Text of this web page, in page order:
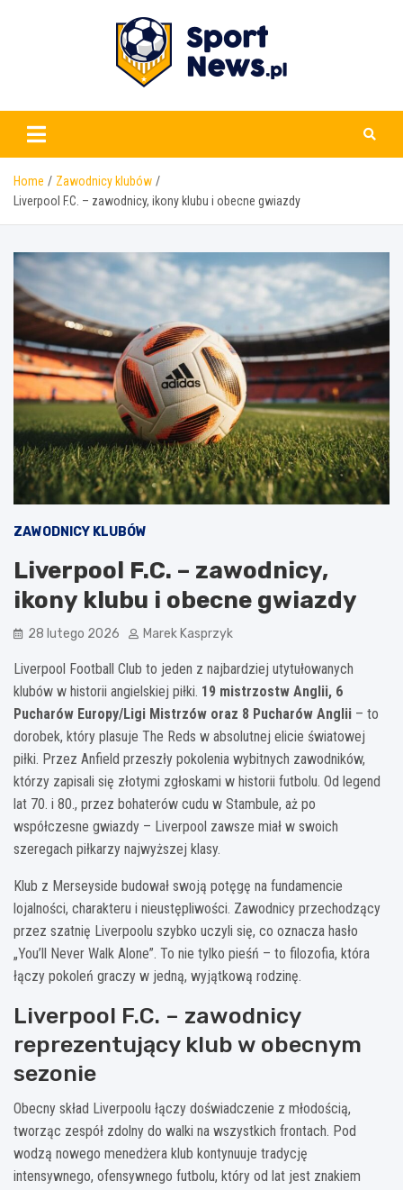
www.sportnews.pl
Home
Zawodnicy klubów
Liverpool F.C. – zawodnicy, ikony klubu i obecne gwiazdy
ZAWODNICY KLUBÓW
Liverpool F.C. – zawodnicy,
ikony klubu i obecne gwiazdy
28 lutego 2026 Marek Kasprzyk
Liverpool Football Club to jeden z najbardziej utytułowanych
klubów w historii angielskiej piłki. 19 mistrzostw Anglii, 6
Pucharów Europy/Ligi Mistrzów oraz 8 Pucharów Anglii – to
dorobek, który plasuje The Reds w absolutnej elicie światowej
piłki. Przez Anfield przeszły pokolenia wybitnych zawodników,
którzy zapisali się złotymi zgłoskami w historii futbolu. Od legend
lat 70. i 80., przez bohaterów cudu w Stambule, aż po
współczesne gwiazdy – Liverpool zawsze miał w swoich
szeregach piłkarzy najwyższej klasy.
Klub z Merseyside budował swoją potęgę na fundamencie
lojalności, charakteru i nieustępliwości. Zawodnicy przechodzący
przez szatnię Liverpoolu szybko uczyli się, co oznacza hasło
„You’ll Never Walk Alone”. To nie tylko pieśń – to filozofia, która
łączy pokoleń graczy w jedną, wyjątkową rodzinę.
Liverpool F.C. – zawodnicy
reprezentujący klub w obecnym
sezonie
Obecny skład Liverpoolu łączy doświadczenie z młodością,
tworząc zespół zdolny do walki na wszystkich frontach. Pod
wodzą nowego menedżera klub kontynuuje tradycję
intensywnego, ofensywnego futbolu, który od lat jest znakiem